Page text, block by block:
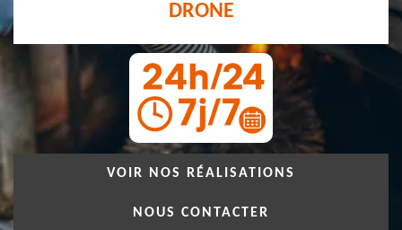
DRONE
VOIR NOS RÉALISATIONS
NOUS CONTACTER